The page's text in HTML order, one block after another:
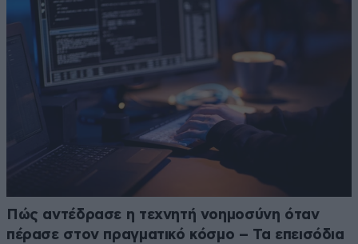
Πώς αντέδρασε η τεχνητή νοημοσύνη όταν
πέρασε στον πραγματικό κόσμο – Τα επεισόδια